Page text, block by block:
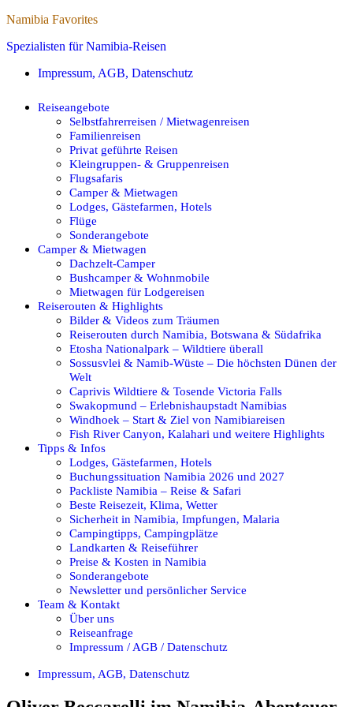
Namibia Favorites
Spezialisten für Namibia-Reisen
Impressum, AGB, Datenschutz
Reiseangebote
Selbstfahrerreisen / Mietwagenreisen
Familienreisen
Privat geführte Reisen
Kleingruppen- & Gruppenreisen
Flugsafaris
Camper & Mietwagen
Lodges, Gästefarmen, Hotels
Flüge
Sonderangebote
Camper & Mietwagen
Dachzelt-Camper
Bushcamper & Wohnmobile
Mietwagen für Lodgereisen
Reiserouten & Highlights
Bilder & Videos zum Träumen
Reiserouten durch Namibia, Botswana & Südafrika
Etosha Nationalpark – Wildtiere überall
Sossusvlei & Namib-Wüste – Die höchsten Dünen der
Welt
Caprivis Wildtiere & Tosende Victoria Falls
Swakopmund – Erlebnishaupstadt Namibias
Windhoek – Start & Ziel von Namibiareisen
Fish River Canyon, Kalahari und weitere Highlights
Tipps & Infos
Lodges, Gästefarmen, Hotels
Buchungssituation Namibia 2026 und 2027
Packliste Namibia – Reise & Safari
Beste Reisezeit, Klima, Wetter
Sicherheit in Namibia, Impfungen, Malaria
Campingtipps, Campingplätze
Landkarten & Reiseführer
Preise & Kosten in Namibia
Sonderangebote
Newsletter und persönlicher Service
Team & Kontakt
Über uns
Reiseanfrage
Impressum / AGB / Datenschutz
Impressum, AGB, Datenschutz